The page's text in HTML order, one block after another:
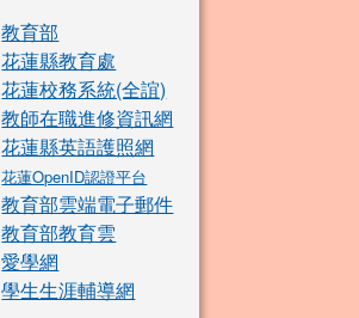
教育部
花蓮縣教育處
花蓮校務系統(全誼)
教師在職進修資訊網
花蓮縣英語護照網
花蓮OpenID認證平台
教育部雲端電子郵件
教育部教育雲
愛學網
學生生涯輔導網